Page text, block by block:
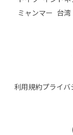
ミャンマー 台湾
利用規約プライバ